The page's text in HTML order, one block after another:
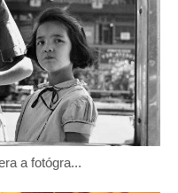
a fotógra...